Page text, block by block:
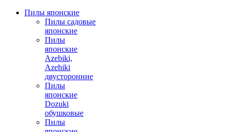
Пилы японские
Пилы садовые
японские
Пилы
японские
Azebiki,
Azehiki
двусторонние
Пилы
японские
Dozuki
обушковые
Пилы